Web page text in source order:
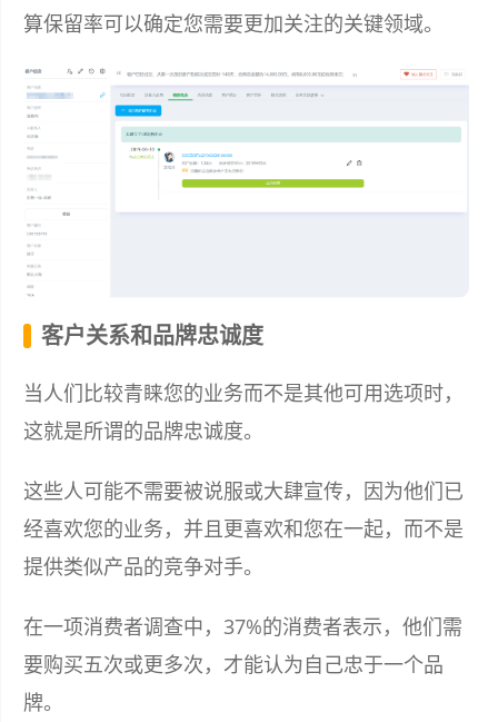
算保留率可以确定您需要更加关注的关键领域。
客户关系和品牌忠诚度
当人们比较青睐您的业务而不是其他可用选项时，
这就是所谓的品牌忠诚度。
这些人可能不需要被说服或大肆宣传，因为他们已
经喜欢您的业务，并且更喜欢和您在一起，而不是
提供类似产品的竞争对手。
在一项消费者调查中，37%的消费者表示，他们需
要购买五次或更多次，才能认为自己忠于一个品
牌。